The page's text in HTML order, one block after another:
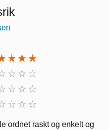
ordnet raskt og enkelt og